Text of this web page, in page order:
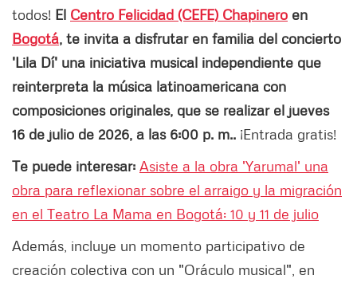
todos! El Centro Felicidad (CEFE) Chapinero en
Bogotá, te invita a disfrutar en familia del concierto
'Lila Dí' una iniciativa musical independiente que
reinterpreta la música latinoamericana con
composiciones originales, que se realizar el jueves
16 de julio de 2026, a las 6:00 p. m.. ¡Entrada gratis!
Te puede interesar: Asiste a la obra 'Yarumal' una
obra para reflexionar sobre el arraigo y la migración
en el Teatro La Mama en Bogotá: 10 y 11 de julio
Además, incluye un momento participativo de
creación colectiva con un "Oráculo musical", en